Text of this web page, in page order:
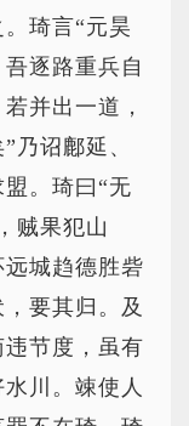
琦言“元昊
逐路重兵自
并出一道，
乃诏鄜延、
。琦曰“无
贼果犯山
城趋德胜砦
要其归。及
节度，虽有
川。竦使人